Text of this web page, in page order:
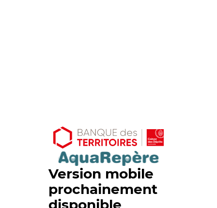
Version mobile
prochainement